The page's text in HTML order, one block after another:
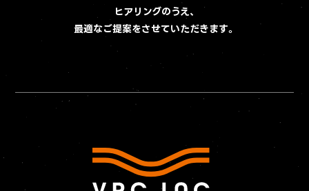
ヒアリングのうえ、
最適なご提案をさせていただきます。